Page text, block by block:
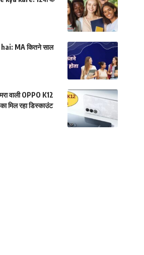
MA कितने साल
वाली OPPO K12
मिल रहा डिस्काउंट